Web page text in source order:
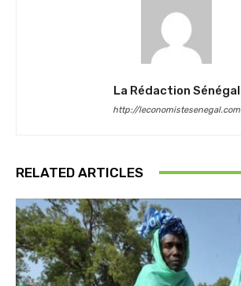
La Rédaction Sénégal
http://leconomistesenegal.com
RELATED ARTICLES